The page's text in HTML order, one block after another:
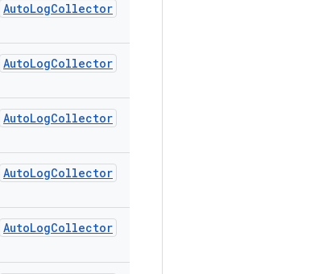
AutoLogCollector
AutoLogCollector
AutoLogCollector
AutoLogCollector
AutoLogCollector